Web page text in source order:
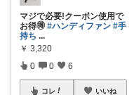
マジで必要!クーポン使用で
お得🉐 #ハンディファン #手
持ち ...
￥ 3,320
0 0 6
コレ いいね